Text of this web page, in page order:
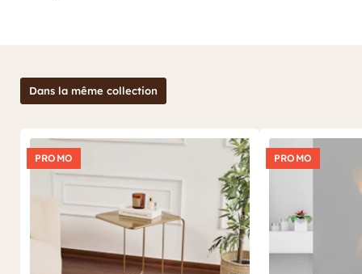
Dans la même collection
PROMO PROMO